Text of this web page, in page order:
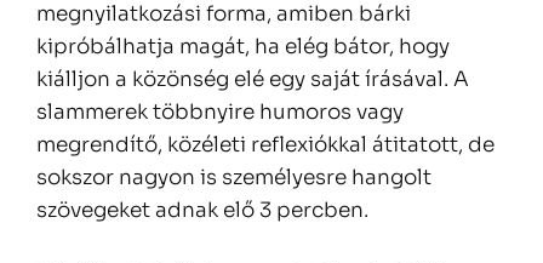
megnyilatkozási forma, amiben bárki
kipróbálhatja magát, ha elég bátor, hogy
kiálljon a közönség elé egy saját írásával. A
slammerek többnyire humoros vagy
megrendítő, közéleti reflexiókkal átitatott, de
sokszor nagyon is személyesre hangolt
szövegeket adnak elő 3 percben.